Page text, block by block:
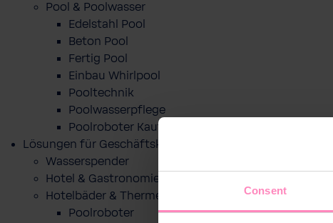
Consent
Pool & Poolwasser
Edelstahl Pool
Beton Pool
Fertig Pool
Einbau Whirlpool
Pooltechnik
Poolwasserpflege
Poolroboter Kaufberatung und Tipps
Lösungen für Geschäftskunden
Wasserspender
Hotel & Gastronomie
Hotelbäder & Thermen
Poolroboter